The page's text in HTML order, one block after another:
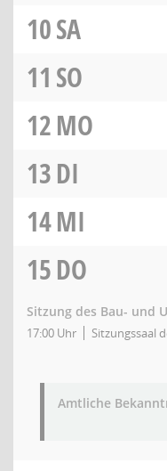
10SA
11 SO
12MO
13DI
14MI
15DO
Sitzung des Bau- und
17:00 Uhr Sitzungssaal
Amtliche